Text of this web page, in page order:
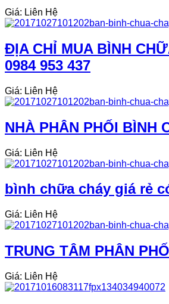
Giá: Liên Hệ
ĐỊA CHỈ MUA BÌNH
0984 953 437
Giá: Liên Hệ
NHÀ PHÂN PHỐI BÌNH
Giá: Liên Hệ
bình chữa cháy giá rẻ
Giá: Liên Hệ
TRUNG TÂM PHÂN
Giá: Liên Hệ